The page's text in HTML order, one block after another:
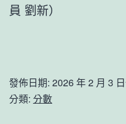
員 劉新）
發佈日期: 2026 年 2 月 3 日
分類: 分數